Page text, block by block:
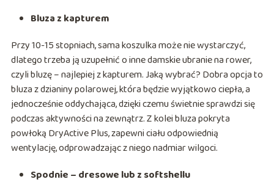
Bluza z kapturem
Przy 10-15 stopniach, sama koszulka może nie wystarczyć,
dlatego trzeba ją uzupełnić o inne damskie ubranie na rower,
czyli bluzę – najlepiej z kapturem. Jaką wybrać? Dobra opcja to
bluza z dzianiny polarowej, która będzie wyjątkowo ciepła, a
jednocześnie oddychająca, dzięki czemu świetnie sprawdzi się
podczas aktywności na zewnątrz. Z kolei bluza pokryta
powłoką DryActive Plus, zapewni ciału odpowiednią
wentylację, odprowadzając z niego nadmiar wilgoci.
Spodnie – dresowe lub z softshellu